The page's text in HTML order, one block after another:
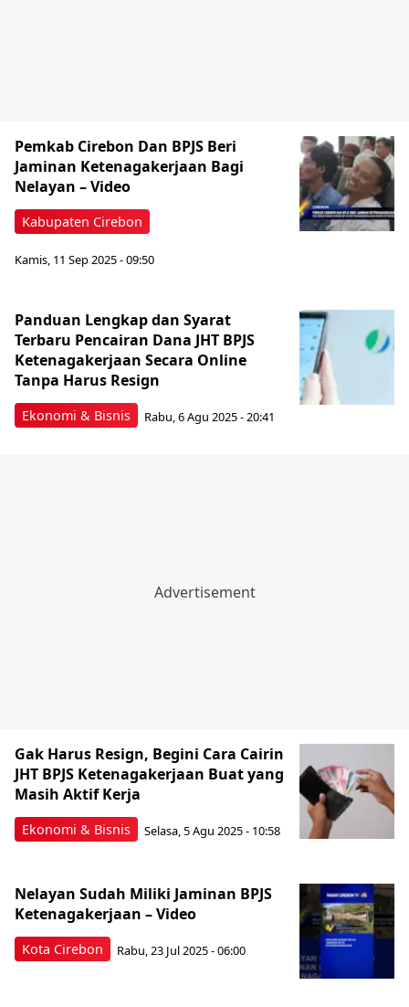
Kabupaten Cirebon
Pemkab Cirebon Dan BPJS Beri
Jaminan Ketenagakerjaan Bagi
Nelayan – Video
Kamis, 11 Sep 2025 - 09:50
Ekonomi & Bisnis
Panduan Lengkap dan Syarat
Terbaru Pencairan Dana JHT BPJS
Ketenagakerjaan Secara Online
Tanpa Harus Resign
Rabu, 6 Agu 2025 - 20:41
Ekonomi & Bisnis
Gak Harus Resign, Begini Cara Cairin
JHT BPJS Ketenagakerjaan Buat yang
Masih Aktif Kerja
Selasa, 5 Agu 2025 - 10:58
Kota Cirebon
Nelayan Sudah Miliki Jaminan BPJS
Ketenagakerjaan – Video
Rabu, 23 Jul 2025 - 06:00